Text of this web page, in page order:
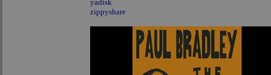
yadisk
zippyshare